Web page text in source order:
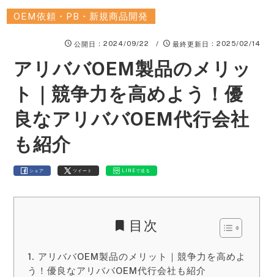
OEM依頼・PB・新規商品開発
公開日 ：2024/09/22 / 最終更新日 ：2025/02/14
アリババOEM製品のメリッ
ト｜競争力を高めよう！優
良なアリババOEM代行会社
も紹介
シェア ツイート LINEで送る
目次
アリババOEM製品のメリット｜競争力を高めよ
う！優良なアリババOEM代行会社も紹介